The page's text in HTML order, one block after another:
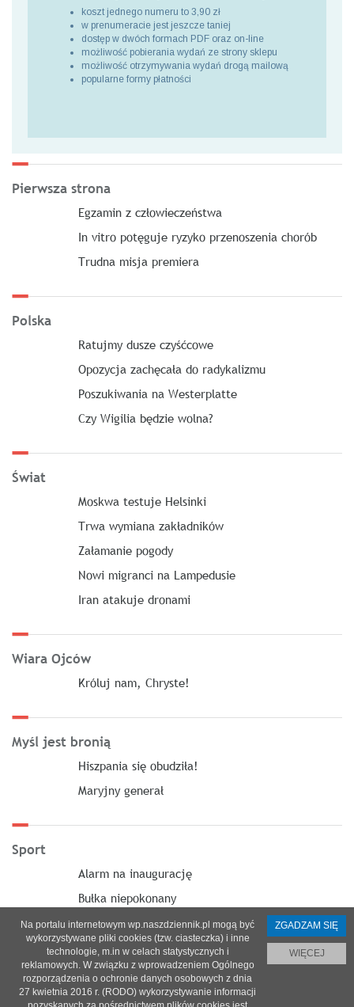
koszt jednego numeru to 3,90 zł
w prenumeracie jest jeszcze taniej
dostęp w dwóch formach PDF oraz on-line
możliwość pobierania wydań ze strony sklepu
możliwość otrzymywania wydań drogą mailową
popularne formy płatności
Pierwsza strona
Egzamin z człowieczeństwa
In vitro potęguje ryzyko przenoszenia chorób
Trudna misja premiera
Polska
Ratujmy dusze czyśćcowe
Opozycja zachęcała do radykalizmu
Poszukiwania na Westerplatte
Czy Wigilia będzie wolna?
Świat
Moskwa testuje Helsinki
Trwa wymiana zakładników
Załamanie pogody
Nowi migranci na Lampedusie
Iran atakuje dronami
Wiara Ojców
Króluj nam, Chryste!
Myśl jest bronią
Hiszpania się obudziła!
Maryjny generał
Sport
Alarm na inaugurację
Bułka niepokonany
O nas| Reklama|Prenumerata|
© 2021 Copyright by SPES sp. z o.o.
Na portalu internetowym wp.naszdziennik.pl mogą być
wykorzystywane pliki cookies (tzw. ciasteczka) i inne
technologie, m.in w celach statystycznych i
reklamowych. W związku z wprowadzeniem Ogólnego
rozporządzenia o ochronie danych osobowych z dnia
27 kwietnia 2016 r. (RODO) wykorzystywanie informacji
ZGADZAM SIĘ
WIĘCEJ